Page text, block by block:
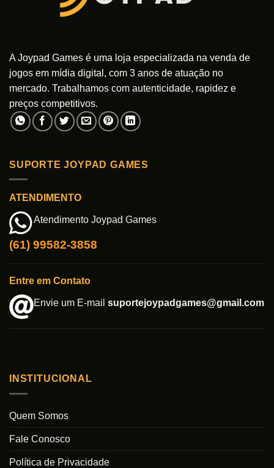
A Joypad Games é uma loja especializada na venda de
jogos em mídia digital, com 3 anos de atuação no
mercado. Trabalhamos com autenticidade, rapidez e
preços competitivos.
SUPORTE JOYPAD GAMES
ATENDIMENTO
Atendimento Joypad Games
(61) 99582-3858
Entre em Contato
Envie um E-mail suportejoypadgames@gmail.com
INSTITUCIONAL
Quem Somos
Fale Conosco
Política de Privacidade